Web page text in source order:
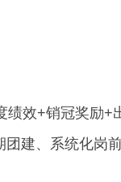
绩效+销冠奖励
建、系统化岗